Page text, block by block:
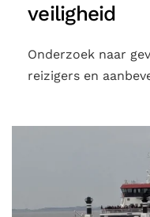
veiligheid
Onderzoek naar
reizigers en